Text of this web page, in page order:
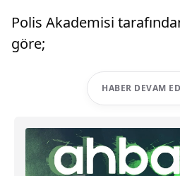
Polis Akademisi
göre;
HABER DEVAM